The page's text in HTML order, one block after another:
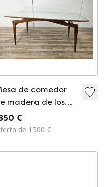
de comedor
madera de los
50 con tablero
espejo.
€
de 1500 €